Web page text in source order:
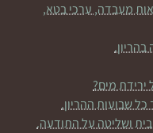
מעבדה, ערכי בטא,
ירידת מים?
שבועות ההריון.
ושליטה על התודעה.